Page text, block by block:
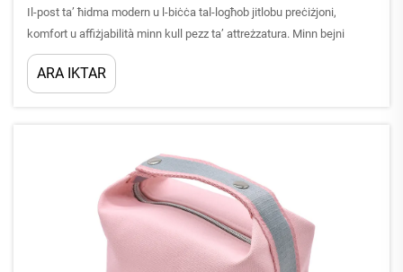
Il-post ta’ ħidma modern u l-biċċa tal-logħob jitlobu preċiżjoni,
komfort u affiżjabilità minn kull pezz ta’ attreżzatura. Minn bejni
ddaħla li spiss jintużaw b’mod inaċċessurju u li għandhom impatt
sinifikanti fuq il-prestazzjoni ta’ kuljum huwa l-pad sempliċi tal-
ARA IKTAR